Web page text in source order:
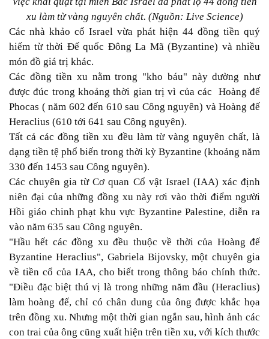
xu làm từ vàng nguyên chất. (Nguồn: Live Science)
Các nhà khảo cổ Israel vừa phát hiện 44 đồng tiền quý
hiếm từ thời Đế quốc Đông La Mã (Byzantine) và nhiều
món đồ giá trị khác.
Các đồng tiền xu nằm trong "kho báu" này dường như
được đúc trong khoảng thời gian trị vì của các Hoàng đế
Phocas ( năm 602 đến 610 sau Công nguyên) và Hoàng đế
Heraclius (610 tới 641 sau Công nguyên).
Tất cả các đồng tiền xu đều làm từ vàng nguyên chất, là
dạng tiền tệ phổ biến trong thời kỳ Byzantine (khoảng năm
330 đến 1453 sau Công nguyên).
Các chuyên gia từ Cơ quan Cổ vật Israel (IAA) xác định
niên đại của những đồng xu này rơi vào thời điểm người
Hồi giáo chinh phạt khu vực Byzantine Palestine, diễn ra
vào năm 635 sau Công nguyên.
"Hầu hết các đồng xu đều thuộc về thời của Hoàng đế
Byzantine Heraclius", Gabriela Bijovsky, một chuyên gia
về tiền cổ của IAA, cho biết trong thông báo chính thức.
"Điều đặc biệt thú vị là trong những năm đầu (Heraclius)
làm hoàng đế, chỉ có chân dung của ông được khắc họa
trên đồng xu. Nhưng một thời gian ngắn sau, hình ảnh các
con trai của ông cũng xuất hiện trên tiền xu, với kích thước